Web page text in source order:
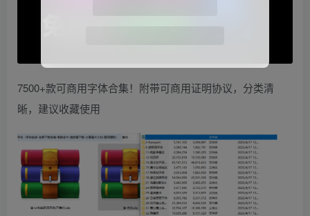
7500+款可商用字体合集！附带可商用证明协议，分类清
晰，建议收藏使用